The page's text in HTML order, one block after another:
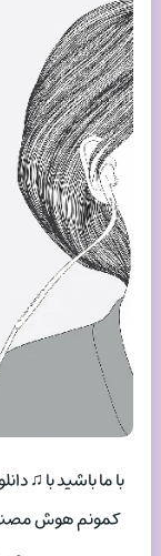
با ما باشید با ♫
کمونم هوش